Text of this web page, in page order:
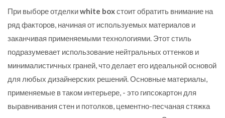
При выборе отделкиwhite boxстоит обратить внимание на
ряд факторов, начиная от используемых материалов и
заканчивая применяемыми технологиями. Этот стиль
подразумевает использование нейтральных оттенков и
минималистичных граней, что делает его идеальной основой
для любых дизайнерских решений. Основные материалы,
применяемые в таком интерьере, - это гипсокартон для
выравнивания стен и потолков, цементно-песчаная стяжка